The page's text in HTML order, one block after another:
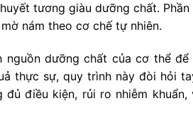
tương giàu dưỡng chất.
nám theo cơ chế tự nhiên.
nguồn dưỡng chất của cơ thể
thực sự, quy trình này đòi hỏi
điều kiện, rủi ro nhiễm